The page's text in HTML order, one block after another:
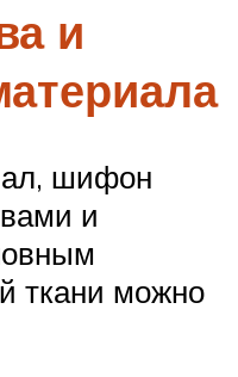
и
шифон
и
ткани можно